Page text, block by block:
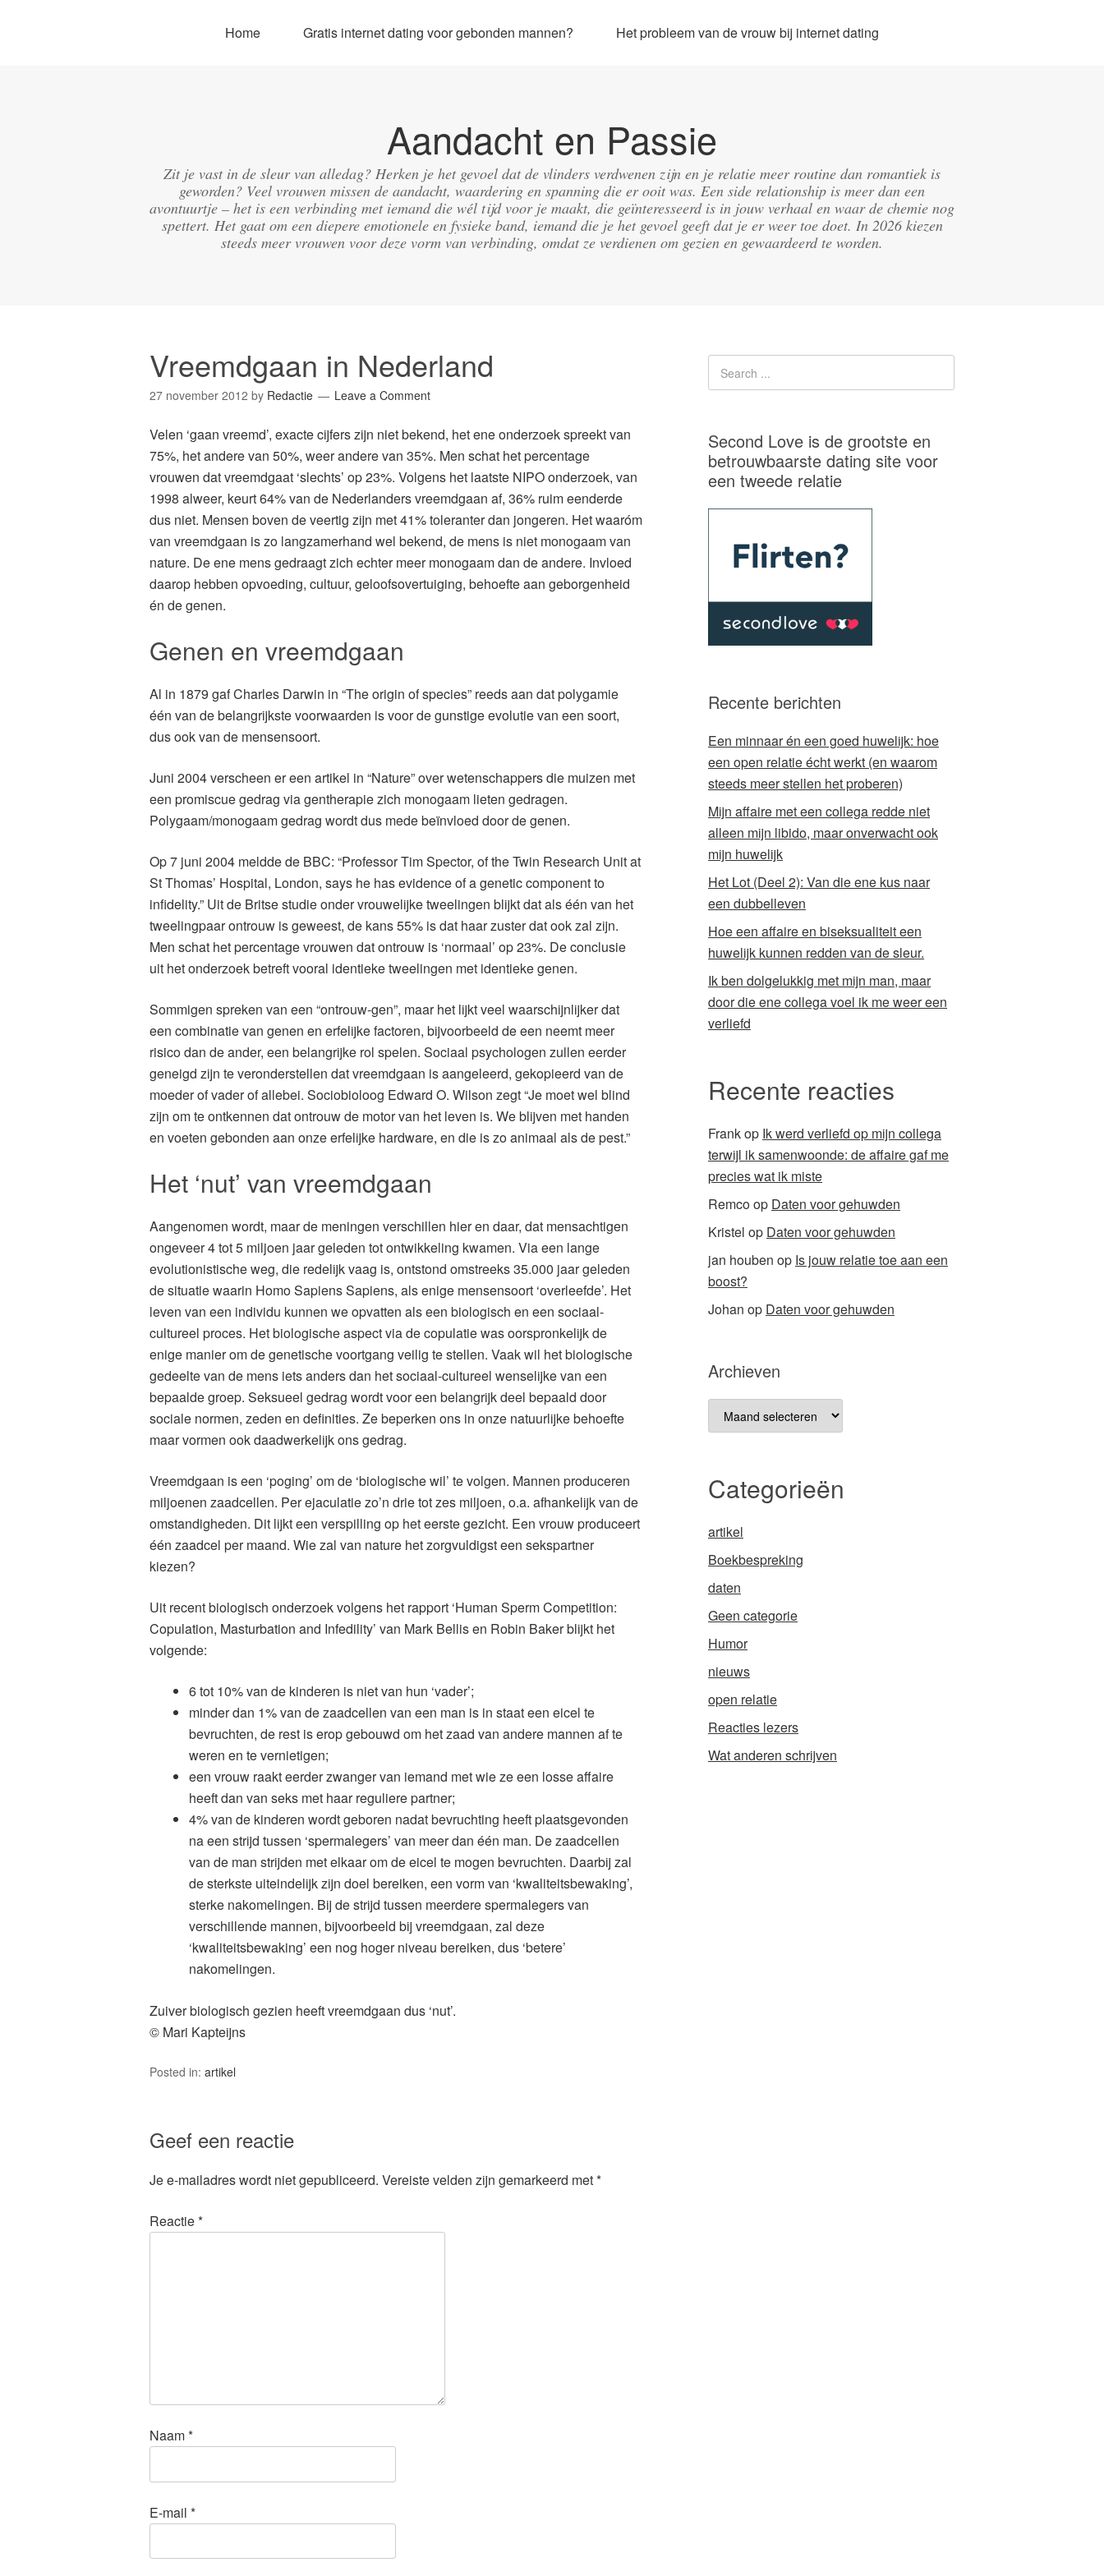
Home Gratis internet dating voor gebonden mannen? Het probleem van de vrouw bij internet dating
Aandacht en Passie
Zit je vast in de sleur van alledag? Herken je het gevoel dat de vlinders verdwenen zijn en je relatie meer routine dan romantiek is
geworden? Veel vrouwen missen de aandacht, waardering en spanning die er ooit was. Een side relationship is meer dan een
avontuurtje – het is een verbinding met iemand die wél tijd voor je maakt, die geïnteresseerd is in jouw verhaal en waar de chemie nog
spettert. Het gaat om een diepere emotionele en fysieke band, iemand die je het gevoel geeft dat je er weer toe doet. In 2026 kiezen
steeds meer vrouwen voor deze vorm van verbinding, omdat ze verdienen om gezien en gewaardeerd te worden.
Vreemdgaan in Nederland
27 november 2012 by Redactie Leave a Comment
Velen ‘gaan vreemd’, exacte cijfers zijn niet bekend, het ene onderzoek spreekt van
75%, het andere van 50%, weer andere van 35%. Men schat het percentage
vrouwen dat vreemdgaat ‘slechts’ op 23%. Volgens het laatste NIPO onderzoek, van
1998 alweer, keurt 64% van de Nederlanders vreemdgaan af, 36% ruim eenderde
dus niet. Mensen boven de veertig zijn met 41% toleranter dan jongeren. Het waaróm
van vreemdgaan is zo langzamerhand wel bekend, de mens is niet monogaam van
nature. De ene mens gedraagt zich echter meer monogaam dan de andere. Invloed
daarop hebben opvoeding, cultuur, geloofsovertuiging, behoefte aan geborgenheid
én de genen.
Genen en vreemdgaan
Al in 1879 gaf Charles Darwin in “The origin of species” reeds aan dat polygamie
één van de belangrijkste voorwaarden is voor de gunstige evolutie van een soort,
dus ook van de mensensoort.
Juni 2004 verscheen er een artikel in “Nature” over wetenschappers die muizen met
een promiscue gedrag via gentherapie zich monogaam lieten gedragen.
Polygaam/monogaam gedrag wordt dus mede beïnvloed door de genen.
Op 7 juni 2004 meldde de BBC: “Professor Tim Spector, of the Twin Research Unit at
St Thomas’ Hospital, London, says he has evidence of a genetic component to
infidelity.” Uit de Britse studie onder vrouwelijke tweelingen blijkt dat als één van het
tweelingpaar ontrouw is geweest, de kans 55% is dat haar zuster dat ook zal zijn.
Men schat het percentage vrouwen dat ontrouw is ‘normaal’ op 23%. De conclusie
uit het onderzoek betreft vooral identieke tweelingen met identieke genen.
Sommigen spreken van een “ontrouw-gen”, maar het lijkt veel waarschijnlijker dat
een combinatie van genen en erfelijke factoren, bijvoorbeeld de een neemt meer
risico dan de ander, een belangrijke rol spelen. Sociaal psychologen zullen eerder
geneigd zijn te veronderstellen dat vreemdgaan is aangeleerd, gekopieerd van de
moeder of vader of allebei. Sociobioloog Edward O. Wilson zegt “Je moet wel blind
zijn om te ontkennen dat ontrouw de motor van het leven is. We blijven met handen
en voeten gebonden aan onze erfelijke hardware, en die is zo animaal als de pest.”
Het ‘nut’ van vreemdgaan
Aangenomen wordt, maar de meningen verschillen hier en daar, dat mensachtigen
ongeveer 4 tot 5 miljoen jaar geleden tot ontwikkeling kwamen. Via een lange
evolutionistische weg, die redelijk vaag is, ontstond omstreeks 35.000 jaar geleden
de situatie waarin Homo Sapiens Sapiens, als enige mensensoort ‘overleefde’. Het
leven van een individu kunnen we opvatten als een biologisch en een sociaal-
cultureel proces. Het biologische aspect via de copulatie was oorspronkelijk de
enige manier om de genetische voortgang veilig te stellen. Vaak wil het biologische
gedeelte van de mens iets anders dan het sociaal-cultureel wenselijke van een
bepaalde groep. Seksueel gedrag wordt voor een belangrijk deel bepaald door
sociale normen, zeden en definities. Ze beperken ons in onze natuurlijke behoefte
maar vormen ook daadwerkelijk ons gedrag.
Vreemdgaan is een ‘poging’ om de ‘biologische wil’ te volgen. Mannen produceren
miljoenen zaadcellen. Per ejaculatie zo’n drie tot zes miljoen, o.a. afhankelijk van de
omstandigheden. Dit lijkt een verspilling op het eerste gezicht. Een vrouw produceert
één zaadcel per maand. Wie zal van nature het zorgvuldigst een sekspartner
kiezen?
Uit recent biologisch onderzoek volgens het rapport ‘Human Sperm Competition:
Copulation, Masturbation and Infedility’ van Mark Bellis en Robin Baker blijkt het
volgende:
6 tot 10% van de kinderen is niet van hun ‘vader’;
minder dan 1% van de zaadcellen van een man is in staat een eicel te
bevruchten, de rest is erop gebouwd om het zaad van andere mannen af te
weren en te vernietigen;
een vrouw raakt eerder zwanger van iemand met wie ze een losse affaire
heeft dan van seks met haar reguliere partner;
4% van de kinderen wordt geboren nadat bevruchting heeft plaatsgevonden
na een strijd tussen ‘spermalegers’ van meer dan één man. De zaadcellen
van de man strijden met elkaar om de eicel te mogen bevruchten. Daarbij zal
de sterkste uiteindelijk zijn doel bereiken, een vorm van ‘kwaliteitsbewaking’,
sterke nakomelingen. Bij de strijd tussen meerdere spermalegers van
verschillende mannen, bijvoorbeeld bij vreemdgaan, zal deze
‘kwaliteitsbewaking’ een nog hoger niveau bereiken, dus ‘betere’
nakomelingen.
Zuiver biologisch gezien heeft vreemdgaan dus ‘nut’.
© Mari Kapteijns
Posted in: artikel
Geef een reactie
Je e-mailadres wordt niet gepubliceerd. Vereiste velden zijn gemarkeerd met*
Reactie*
Naam*
E-mail *
Second Love is de grootste en
betrouwbaarste dating site voor
een tweede relatie
Recente berichten
Een minnaar én een goed huwelijk: hoe
een open relatie écht werkt (en waarom
steeds meer stellen het proberen)
Mijn affaire met een collega redde niet
alleen mijn libido, maar onverwacht ook
mijn huwelijk
Het Lot (Deel 2): Van die ene kus naar
een dubbelleven
Hoe een affaire en biseksualiteit een
huwelijk kunnen redden van de sleur.
Ik ben dolgelukkig met mijn man, maar
door die ene collega voel ik me weer een
verliefd
Recente reacties
Frankop Ik werd verliefd op mijn collega
terwijl ik samenwoonde: de affaire gaf me
precies wat ik miste
Remcoop Daten voor gehuwden
Kristel op Daten voor gehuwden
jan houben op Is jouw relatie toe aan een
boost?
Johan op Daten voor gehuwden
Archieven
Archieven
Categorieën
artikel
Boekbespreking
daten
Geen categorie
Humor
nieuws
open relatie
Reacties lezers
Wat anderen schrijven